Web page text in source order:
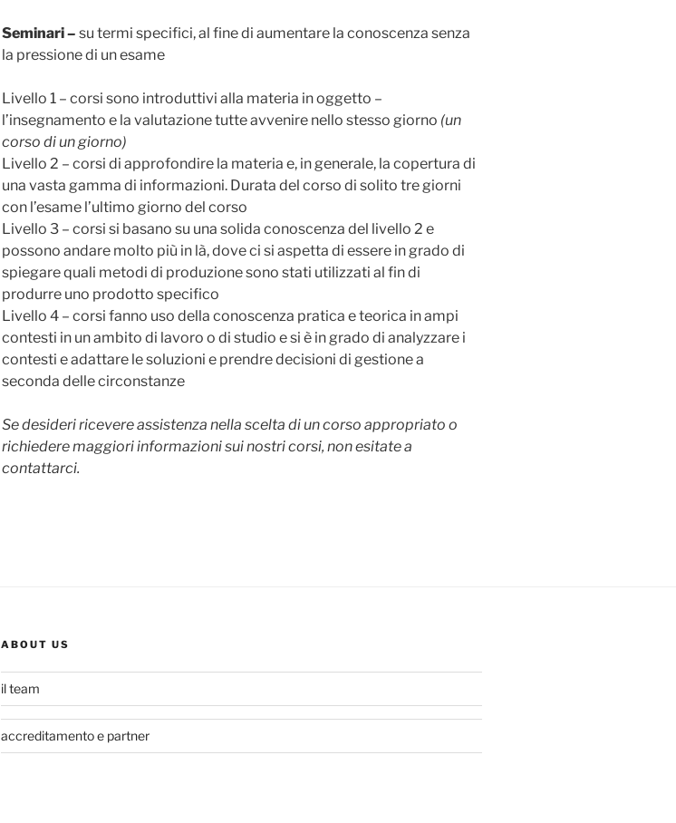
Seminari– su termi specifici, al fine di aumentare la conoscenza senza
la pressione di un esame
Livello 1 – corsi sono introduttivi alla materia in oggetto –
l’insegnamento e la valutazione tutte avvenire nello stesso giorno (un
corso di un giorno)
Livello 2 – corsi di approfondire la materia e, in generale, la copertura di
una vasta gamma di informazioni. Durata del corso di solito tre giorni
con l’esame l’ultimo giorno del corso
Livello 3 – corsi si basano su una solida conoscenza del livello 2 e
possono andare molto più in là, dove ci si aspetta di essere in grado di
spiegare quali metodi di produzione sono stati utilizzati al fin di
produrre uno prodotto specifico
Livello 4 – corsi fanno uso della conoscenza pratica e teorica in ampi
contesti in un ambito di lavoro o di studio e si è in grado di analyzzare i
contesti e adattare le soluzioni e prendre decisioni di gestione a
seconda delle circonstanze
Se desideri ricevere assistenza nella scelta di un corso appropriato o
richiedere maggiori informazioni sui nostri corsi, non esitate a
contattarci.
ABOUT US
il team
accreditamento e partner